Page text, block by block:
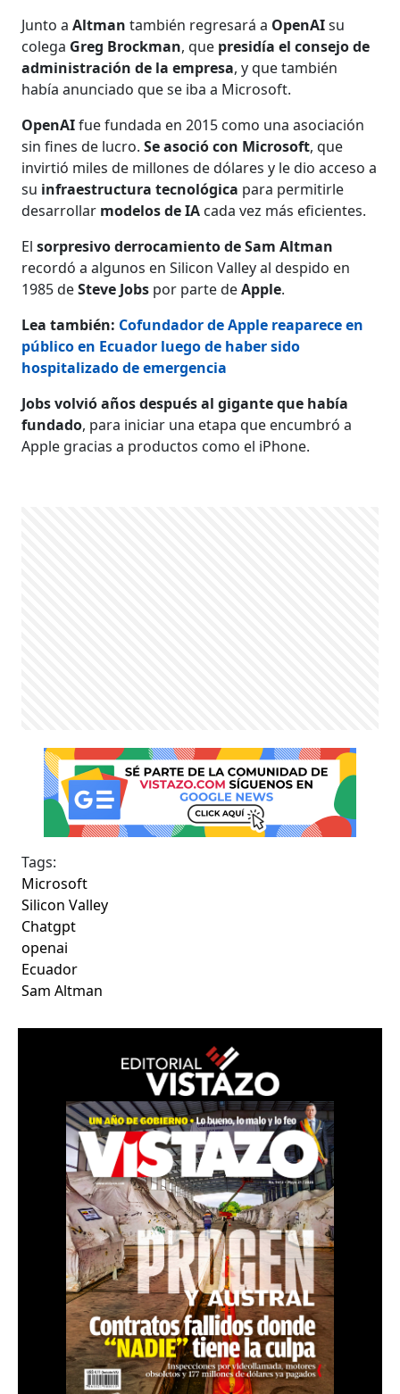
Junto aAltmantambién regresará a OpenAIsu
colega Greg Brockman, que presidía el consejo de
administración de la empresa, y que también
había anunciado que se iba a Microsoft.
OpenAIfue fundada en 2015 como una asociación
sin fines de lucro.Se asoció con Microsoft, que
invirtió miles de millones de dólares y le dio acceso a
su infraestructura tecnológica para permitirle
desarrollar modelos de IA cada vez más eficientes.
Elsorpresivo derrocamiento de Sam Altman
recordó a algunos en Silicon Valley al despido en
1985 deSteve Jobs por parte deApple.
Lea también: Cofundador de Apple reaparece en
público en Ecuador luego de haber sido
hospitalizado de emergencia
Jobs volvió años después al gigante que había
fundado, para iniciar una etapa que encumbró a
Apple gracias a productos como el iPhone.
Tags:
Microsoft
Silicon Valley
Chatgpt
openai
Ecuador
Sam Altman